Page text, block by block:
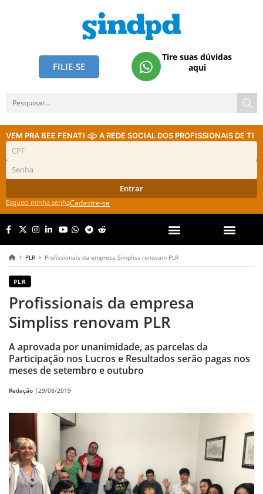
FILIE-SE
Tire suas dúvidas
aqui
VEM PRA BEE FENATI A REDE SOCIAL DOS PROFISSIONAIS DE TI
Entrar
Esqueci minha senhaCadastre-se
PLR Profissionais da empresa Simpliss renovam PLR
PLR
Profissionais da empresa
Simpliss renovam PLR
A aprovada por unanimidade, as parcelas da
Participação nos Lucros e Resultados serão pagas nos
meses de setembro e outubro
Redação |29/08/2019